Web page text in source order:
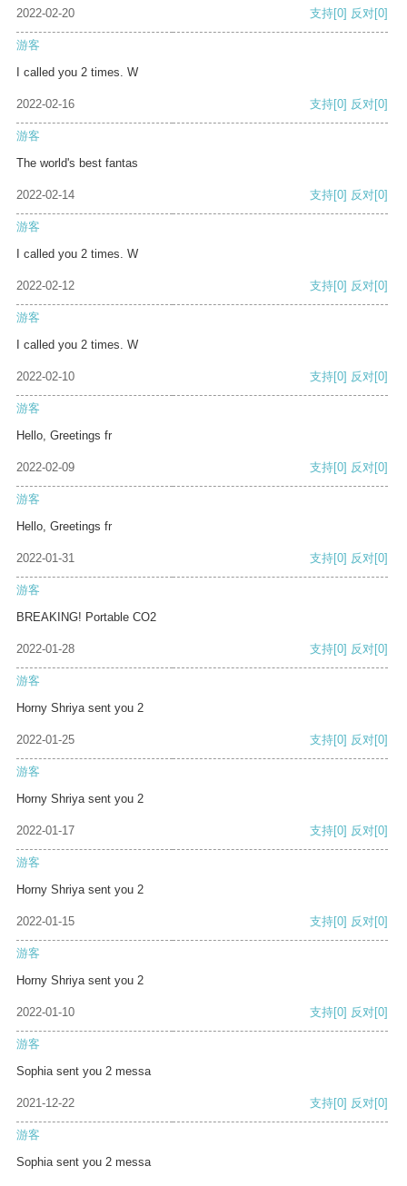
2022-02-20 支持[0] 反对[0]
游客
I called you 2 times. W
2022-02-16 支持[0] 反对[0]
游客
The world's best fantas
2022-02-14 支持[0] 反对[0]
游客
I called you 2 times. W
2022-02-12 支持[0] 反对[0]
游客
I called you 2 times. W
2022-02-10 支持[0] 反对[0]
游客
Hello, Greetings fr
2022-02-09 支持[0] 反对[0]
游客
Hello, Greetings fr
2022-01-31 支持[0] 反对[0]
游客
BREAKING! Portable CO2
2022-01-28 支持[0] 反对[0]
游客
Horny Shriya sent you 2
2022-01-25 支持[0] 反对[0]
游客
Horny Shriya sent you 2
2022-01-17 支持[0] 反对[0]
游客
Horny Shriya sent you 2
2022-01-15 支持[0] 反对[0]
游客
Horny Shriya sent you 2
2022-01-10 支持[0] 反对[0]
游客
Sophia sent you 2 messa
2021-12-22 支持[0] 反对[0]
游客
Sophia sent you 2 messa